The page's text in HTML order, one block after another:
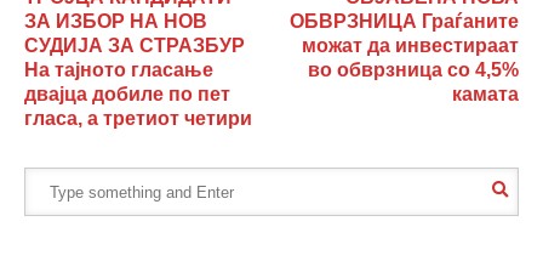
ЗА ИЗБОР НА НОВ
СУДИЈА ЗА СТРАЗБУР
На тајното гласање
двајца добиле по пет
гласа, а третиот четири
ОБВРЗНИЦА Граѓаните
можат да инвестираат
во обврзница со 4,5%
камата